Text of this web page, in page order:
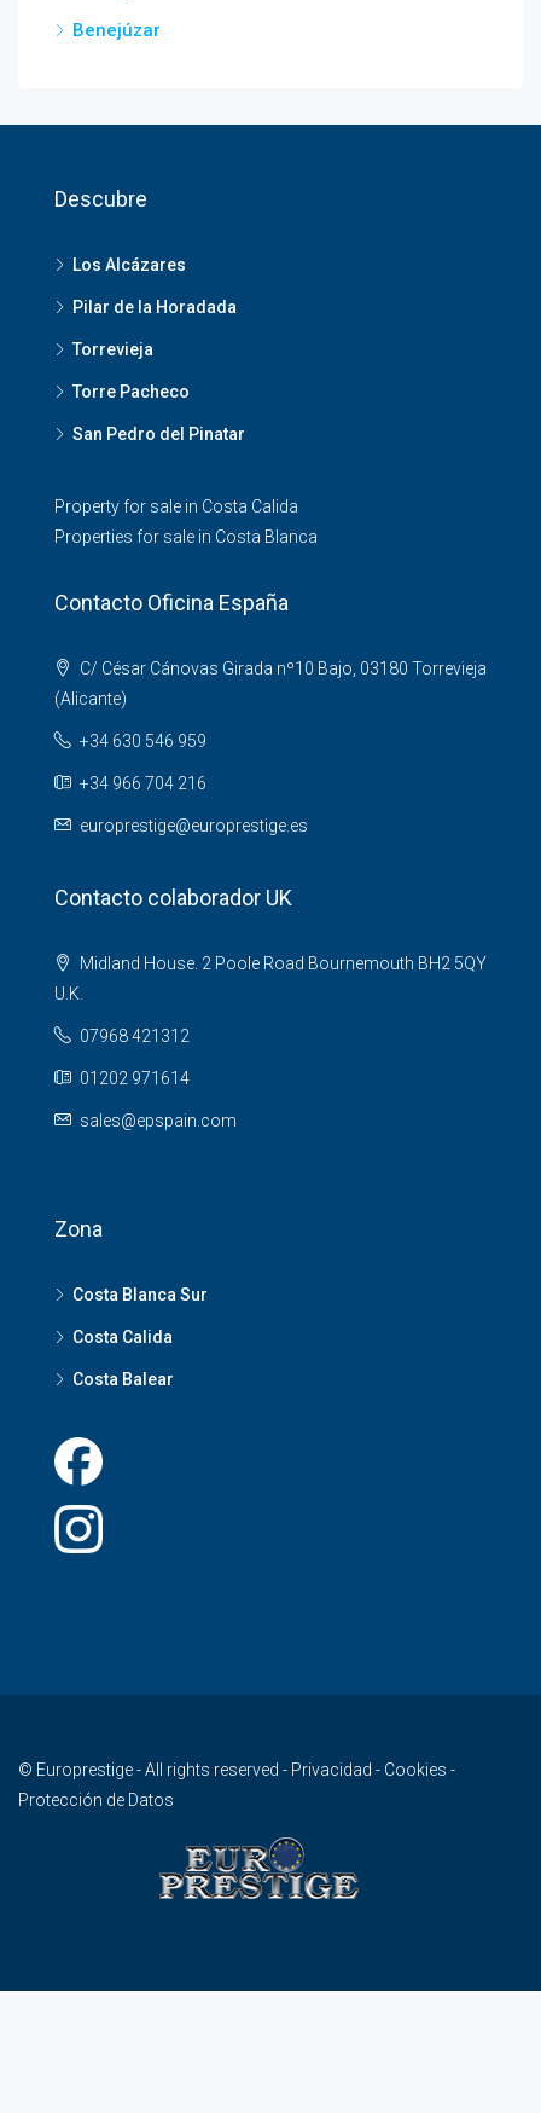
Benejúzar
Descubre
Los Alcázares
Pilar de la Horadada
Torrevieja
Torre Pacheco
San Pedro del Pinatar
Property for sale in Costa Calida
Properties for sale in Costa Blanca
Contacto Oficina España
C/ César Cánovas Girada nº10 Bajo, 03180 Torrevieja
(Alicante)
+34 630 546 959
+34 966 704 216
europrestige@europrestige.es
Contacto colaborador UK
Midland House. 2 Poole Road Bournemouth BH2 5QY
U.K.
07968 421312
01202 971614
sales@epspain.com
Zona
Costa Blanca Sur
Costa Calida
Costa Balear
© Europrestige - All rights reserved - Privacidad - Cookies -
Protección de Datos